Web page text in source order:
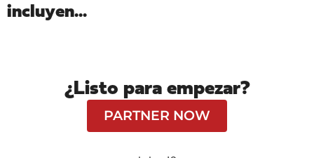
incluyen...
¿Listo para empezar?
PARTNER NOW